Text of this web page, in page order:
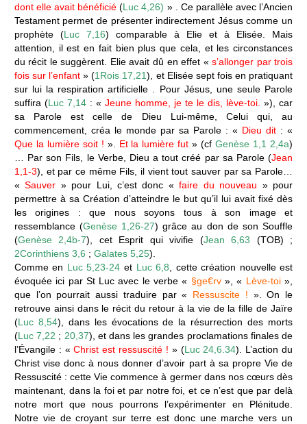
dont elle avait bénéficié (Luc 4,26) » . Ce parallèle avec l’Ancien
Testament permet de présenter indirectement Jésus comme un
prophète (Luc 7,16) comparable à Elie et à Elisée. Mais
attention, il est en fait bien plus que cela, et les circonstances
du récit le suggèrent. Elie avait dû en effet «s’allonger par trois
fois sur l’enfant » (1Rois 17,21), et Elisée sept fois en pratiquant
sur lui la respiration artificielle . Pour Jésus, une seule Parole
suffira (Luc 7,14: « Jeune homme, je te le dis, lève-toi. »), car
sa Parole est celle de Dieu Lui-même, Celui qui, au
commencement, créa le monde par sa Parole : « Dieu dit : «
Que la lumière soit ! ». Et la lumière fut » (cfGenèse 1,1 2,4a)
… Par son Fils, le Verbe, Dieu a tout créé par sa Parole (Jean
1,1-3), et par ce même Fils, il vient tout sauver par sa Parole…
«Sauver » pour Lui, c’est donc «faire du nouveau » pour
permettre à sa Création d’atteindre le but qu’il lui avait fixé dès
les origines : que nous soyons tous à son image et
ressemblance (Genèse 1,26-27) grâce au don de son Souffle
(Genèse 2,4b-7), cet Esprit qui vivifie (Jean 6,63 (TOB) ;
2Corinthiens 3,6 ; Galates 5,25).
Comme en Luc 5,23-24 et Luc 6,8 , cette création nouvelle est
évoquée ici par St Luc avec le verbe « §ge€rv», « Lève-toi»,
que l’on pourrait aussi traduire par « Ressuscite ! ». On le
retrouve ainsi dans le récit du retour à la vie de la fille de Jaïre
(Luc 8,54), dans les évocations de la résurrection des morts
(Luc 7,22 ; 20,37), et dans les grandes proclamations finales de
l’Évangile : «Christ est ressuscité ! » (Luc 24,6.34). L’action du
Christ vise donc à nous donner d’avoir part à sa propre Vie de
Ressuscité : cette Vie commence à germer dans nos cœurs dès
maintenant, dans la foi et par notre foi, et ce n’est que par delà
notre mort que nous pourrons l’expérimenter en Plénitude.
Notre vie de croyant sur terre est donc une marche vers un